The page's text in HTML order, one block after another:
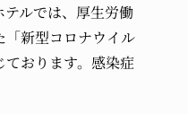
テルでは、厚生労働
新型コロナウイル
おります。感染症